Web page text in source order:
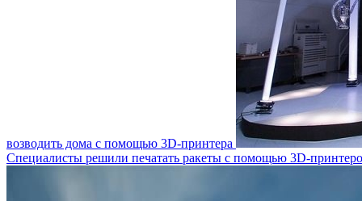
возводить дома с помощью 3D-принтера
Специалисты решили печатать ракеты с помощью 3D-